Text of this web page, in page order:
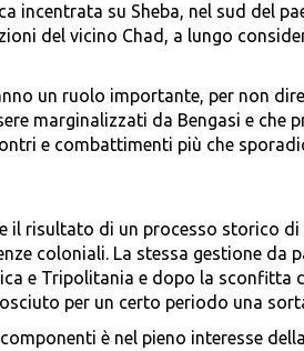
incentrata su Sheba, nel sud del
del vicino Chad, a lungo
un ruolo importante, per non
marginalizzati da Bengasi e che
e combattimenti più che
il risultato di un processo storico
coloniali. La stessa gestione da
e Tripolitania e dopo la sconfitta
per un certo periodo una
è nel pieno interesse